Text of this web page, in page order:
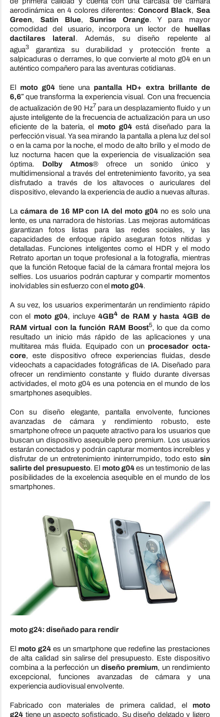
aerodinámica en 4 colores diferentes: Concord Black,Sea
Green, Satin Blue,Sunrise Orange. Y para mayor
comodidad del usuario, incorpora un lector de huellas
dactilares lateral. Además, su diseño repelente al
agua3garantiza su durabilidad y protección frente a
salpicaduras o derrames, lo que convierte al moto g04 en un
auténtico compañero para las aventuras cotidianas.
El moto g04 tiene una pantalla HD+ extra brillante de
6,6″que transforma la experiencia visual. Con una frecuencia
de actualización de 90 Hz7 para un desplazamiento fluido y un
ajuste inteligente de la frecuencia de actualización para un uso
eficiente de la batería, el moto g04está diseñado para la
perfección visual. Ya sea mirando la pantalla a plena luz del sol
o en la cama por la noche, el modo de alto brillo y el modo de
luz nocturna hacen que la experiencia de visualización sea
óptima. Dolby Atmos® ofrece un sonido único y
multidimensional a través del entretenimiento favorito, ya sea
disfrutado a través de los altavoces o auriculares del
dispositivo, elevando la experiencia de audio a nuevas alturas.
La cámara de 16 MP con IA del moto g04 no es solo una
lente, es una narradora de historias. Las mejoras automáticas
garantizan fotos listas para las redes sociales, y las
capacidades de enfoque rápido aseguran fotos nítidas y
detalladas. Funciones inteligentes como el HDR y el modo
Retrato aportan un toque profesional a la fotografía, mientras
que la función Retoque facial de la cámara frontal mejora los
selfies. Los usuarios podrán capturar y compartir momentos
inolvidables sin esfuerzo con el moto g04.
A su vez, los usuarios experimentarán un rendimiento rápido
con el moto g04, incluye4GB4 de RAM y hasta 4GB de
RAM virtual con la función RAM Boost5, lo que da como
resultado un inicio más rápido de las aplicaciones y una
multitarea más fluida. Equipado con un procesador octa-
core, este dispositivo ofrece experiencias fluidas, desde
videochats a capacidades fotográficas de IA. Diseñado para
ofrecer un rendimiento constante y fluido durante diversas
actividades, el moto g04 es una potencia en el mundo de los
smartphones asequibles.
Con su diseño elegante, pantalla envolvente, funciones
avanzadas de cámara y rendimiento robusto, este
smartphone ofrece un paquete atractivo para los usuarios que
buscan un dispositivo asequible pero premium. Los usuarios
estarán conectados y podrán capturar momentos increíbles y
disfrutar de un entretenimiento ininterrumpido, todo estosin
salirte del presupuesto. El moto g04es un testimonio de las
posibilidades de la excelencia asequible en el mundo de los
smartphones.
moto g24: diseñado para rendir
El moto g24 es un smartphone que redefine las prestaciones
de alta calidad sin salirse del presupuesto. Este dispositivo
combina a la perfección un diseño premium, un rendimiento
excepcional, funciones avanzadas de cámara y una
experiencia audiovisual envolvente.
Fabricado con materiales de primera calidad, el moto
g24tiene un aspecto sofisticado. Su diseño delgado y ligero